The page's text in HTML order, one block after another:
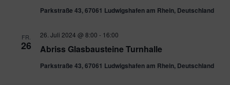
Parkstraße 43, 67061 Ludwigshafen am Rhein, Deutschland
FR.
26 Abriss Glasbausteine Turnhalle
26. Juli 2024 @ 8:00 - 16:00
Parkstraße 43, 67061 Ludwigshafen am Rhein, Deutschland